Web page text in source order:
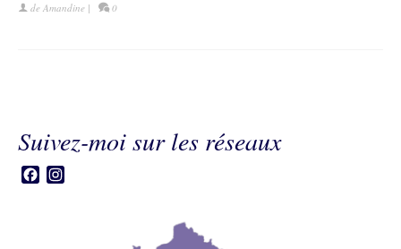
de Amandine | 0
Suivez-moi sur les réseaux
Facebook